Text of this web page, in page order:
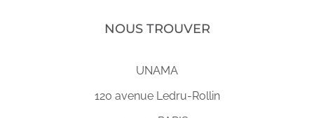
NOUS TROUVER
UNAMA
120 avenue Ledru-Rollin